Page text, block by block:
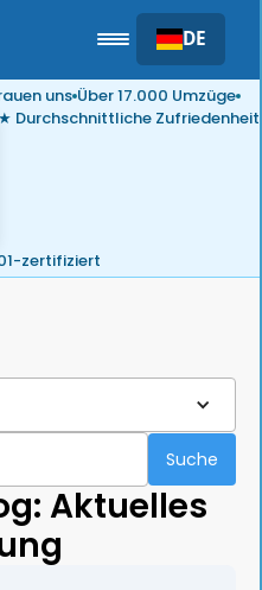
DE
uns Über 17.000 Umzüge
★ Durchschnittliche Zufriedenheit
zertifiziert
Aktuelles